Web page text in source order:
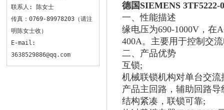
联系人: 陈女士
传真：0769-89978203（请注
明陈女士收）
E-mail:
3638529886@qq.com
德国SIEMENS 3TF5222-
一、性能描述 西门子
缘电压为690-1000V，在
400A。主要用于控制交
二、产品优势 由两台
互锁;
机械联锁机构对单台交
产品主回路，辅助回路
结构紧凑，联锁可靠;